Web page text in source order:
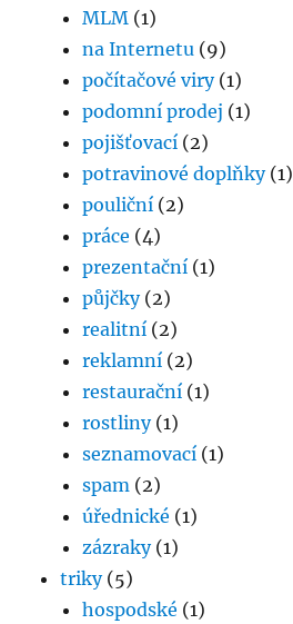
MLM (1)
na Internetu (9)
počítačové viry(1)
podomní prodej (1)
pojišťovací (2)
potravinové doplňky(1)
pouliční (2)
práce (4)
prezentační (1)
půjčky(2)
realitní (2)
reklamní (2)
restaurační (1)
rostliny(1)
seznamovací (1)
spam (2)
úřednické (1)
zázraky(1)
triky(5)
hospodské (1)